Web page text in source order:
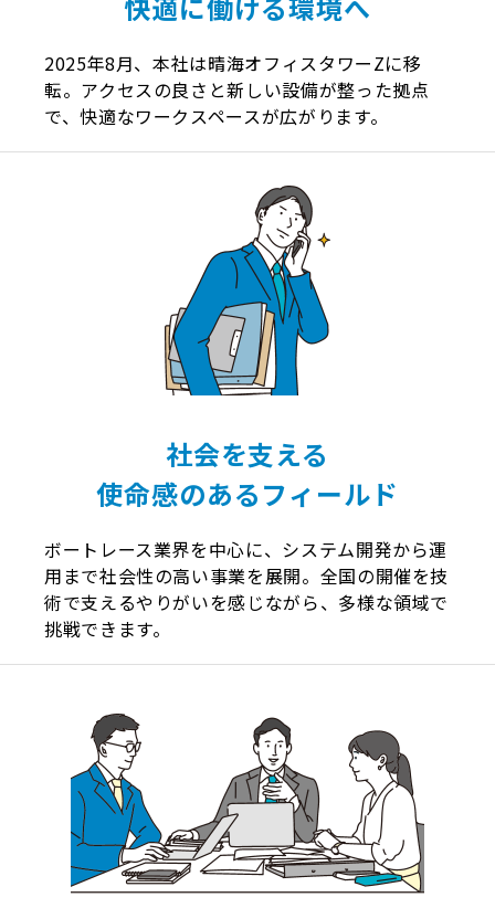
2025年8月、本社は晴海オフィスタワーZに移
転。アクセスの良さと新しい設備が整った拠点
で、快適なワークスペースが広がります。
社会を支える
使命感のあるフィールド
ボートレース業界を中心に、システム開発から運
用まで社会性の高い事業を展開。全国の開催を技
術で支えるやりがいを感じながら、多様な領域で
挑戦できます。